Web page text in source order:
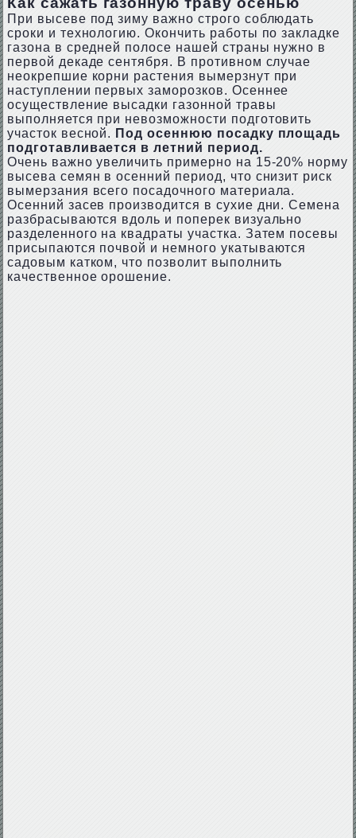
При высеве под зиму важно строго соблюдать
сроки и технологию. Окончить работы по закладке
газона в средней полосе нашей страны нужно в
первой декаде сентября. В противном случае
неокрепшие корни растения вымерзнут при
наступлении первых заморозков. Осеннее
осуществление высадки газонной травы
выполняется при невозможности подготовить
участок весной. Под осеннюю посадку площадь
подготавливается в летний период.
Очень важно увеличить примерно на 15-20% норму
высева семян в осенний период, что снизит риск
вымерзания всего посадочного материала.
Осенний засев производится в сухие дни. Семена
разбрасываются вдоль и поперек визуально
разделенного на квадраты участка. Затем посевы
присыпаются почвой и немного укатываются
садовым катком, что позволит выполнить
качественное орошение.